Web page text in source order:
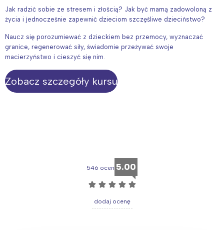
Jak radzić sobie ze stresem i złością? Jak być mamą zadowoloną z
życia i jednocześnie zapewnić dzieciom szczęśliwe dzieciństwo?
Naucz się porozumiewać z dzieckiem bez przemocy, wyznaczać
granice, regenerować siły, świadomie przeżywać swoje
macierzyństwo i cieszyć się nim.
Zobacz szczegóły kursu
546 ocen 5.00
☆ ☆ ☆ ☆ ☆
dodaj ocenę